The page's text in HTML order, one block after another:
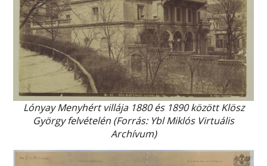
Lónyay Menyhért villája 1880 és 1890 között Klösz
György felvételén (Forrás: Ybl Miklós Virtuális
Archívum)